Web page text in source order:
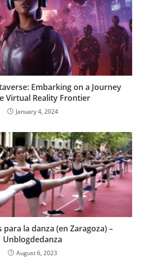
Embarking on a Journey
Virtual Reality Frontier
January 4, 2024
para la danza (en Zaragoza) –
Unblogdedanza
August 6, 2023